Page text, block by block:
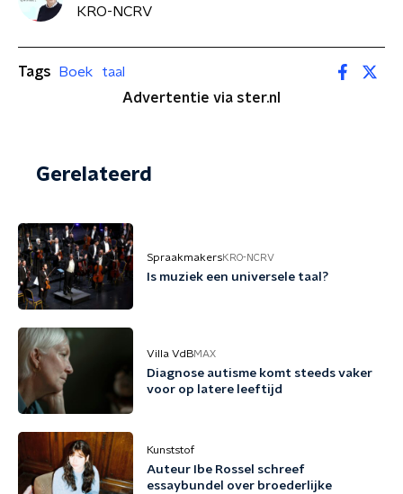
KRO-NCRV
Tags Boek
taal
Advertentie via ster.nl
Gerelateerd
SpraakmakersKRO-NCRV
Is muziek een universele taal?
Villa VdBMAX
Diagnose autisme komt steeds vaker
voor op latere leeftijd
Kunststof
Auteur Ibe Rossel schreef
essaybundel over broederlijke